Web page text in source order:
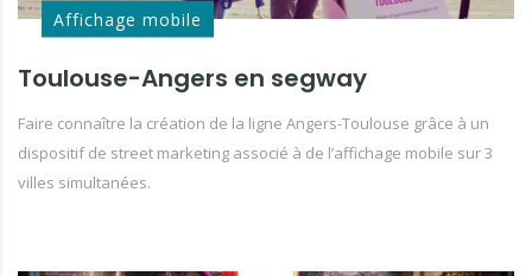
Affichage mobile
Toulouse-Angers en segway
Faire connaître la création de la ligne Angers-Toulouse grâce à un
dispositif de street marketing associé à de l’affichage mobile sur 3
villes simultanées.